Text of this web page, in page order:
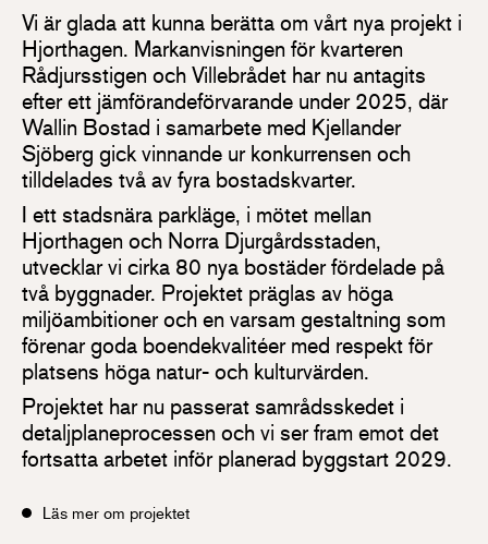
Vi är glada att kunna berätta om vårt nya projekt i
Hjorthagen. Markanvisningen för kvarteren
Rådjursstigen och Villebrådet har nu antagits
efter ett jämförandeförvarande under 2025, där
Wallin Bostad i samarbete med Kjellander
Sjöberg gick vinnande ur konkurrensen och
tilldelades två av fyra bostadskvarter.
I ett stadsnära parkläge, i mötet mellan
Hjorthagen och Norra Djurgårdsstaden,
utvecklar vi cirka 80 nya bostäder fördelade på
två byggnader. Projektet präglas av höga
miljöambitioner och en varsam gestaltning som
förenar goda boendekvalitéer med respekt för
platsens höga natur- och kulturvärden.
Projektet har nu passerat samrådsskedet i
detaljplaneprocessen och vi ser fram emot det
fortsatta arbetet inför planerad byggstart 2029.
Läs mer om projektet